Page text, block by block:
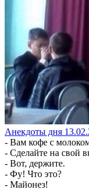
Анекдоты дня
- Вам кофе с
- Сделайте на свой
- Вот, держите.
- Фу! Что это?
- Майонез!